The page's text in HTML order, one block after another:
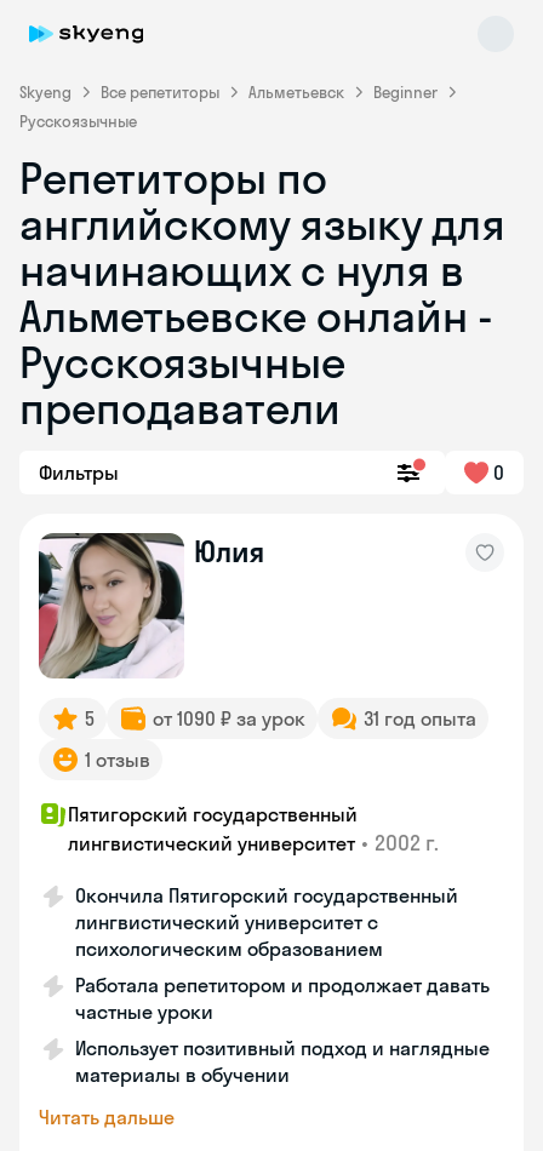
Skyeng Все репетиторы Альметьевск
Beginner
Русскоязычные
Репетиторы по
английскому языку для
начинающих с нуля в
Альметьевске онлайн -
Русскоязычные
преподаватели
Фильтры 0
Юлия
5 от 1090 ₽ за урок
31 год опыта
1 отзыв
Пятигорский государственный
лингвистический университет • 2002 г.
Окончила Пятигорский государственный
лингвистический университет с
психологическим образованием
Работала репетитором и продолжает давать
частные уроки
Использует позитивный подход и наглядные
материалы в обучении
Читать дальше
Skyeng Chat